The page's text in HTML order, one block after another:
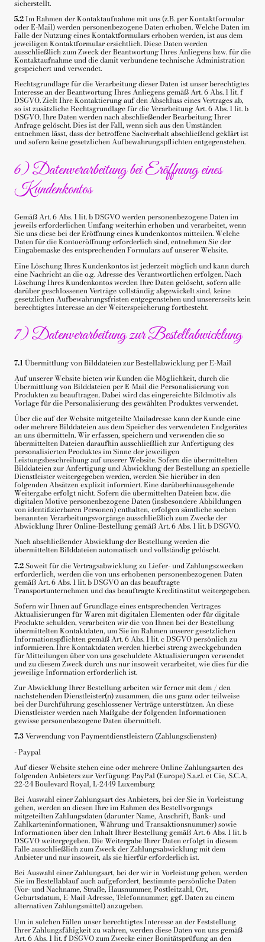
sicherstellt.
5.2Im Rahmen der Kontaktaufnahme mit uns (z.B. per Kontaktformular
oder E-Mail) werden personenbezogene Daten erhoben. Welche Daten im
Falle der Nutzung eines Kontaktformulars erhoben werden, ist aus dem
jeweiligen Kontaktformular ersichtlich. Diese Daten werden
ausschließlich zum Zweck der Beantwortung Ihres Anliegens bzw. für die
Kontaktaufnahme und die damit verbundene technische Administration
gespeichert und verwendet.
Rechtsgrundlage für die Verarbeitung dieser Daten ist unser berechtigtes
Interesse an der Beantwortung Ihres Anliegens gemäß Art. 6 Abs. 1 lit. f
DSGVO. Zielt Ihre Kontaktierung auf den Abschluss eines Vertrages ab,
so ist zusätzliche Rechtsgrundlage für die Verarbeitung Art. 6 Abs. 1 lit. b
DSGVO. Ihre Daten werden nach abschließender Bearbeitung Ihrer
Anfrage gelöscht. Dies ist der Fall, wenn sich aus den Umständen
entnehmen lässt, dass der betroffene Sachverhalt abschließend geklärt ist
und sofern keine gesetzlichen Aufbewahrungspflichten entgegenstehen.
6) Datenverarbeitung bei Eröffnung eines
Kundenkontos
Gemäß Art. 6 Abs. 1 lit. b DSGVO werden personenbezogene Daten im
jeweils erforderlichen Umfang weiterhin erhoben und verarbeitet, wenn
Sie uns diese bei der Eröffnung eines Kundenkontos mitteilen. Welche
Daten für die Kontoeröffnung erforderlich sind, entnehmen Sie der
Eingabemaske des entsprechenden Formulars auf unserer Website.
Eine Löschung Ihres Kundenkontos ist jederzeit möglich und kann durch
eine Nachricht an die o.g. Adresse des Verantwortlichen erfolgen. Nach
Löschung Ihres Kundenkontos werden Ihre Daten gelöscht, sofern alle
darüber geschlossenen Verträge vollständig abgewickelt sind, keine
gesetzlichen Aufbewahrungsfristen entgegenstehen und unsererseits kein
berechtigtes Interesse an der Weiterspeicherung fortbesteht.
7) Datenverarbeitung zur Bestellabwicklung
7.1Übermittlung von Bilddateien zur Bestellabwicklung per E-Mail
Auf unserer Website bieten wir Kunden die Möglichkeit, durch die
Übermittlung von Bilddateien per E-Mail die Personalisierung von
Produkten zu beauftragen. Dabei wird das eingereichte Bildmotiv als
Vorlage für die Personalisierung des gewählten Produktes verwendet.
Über die auf der Website mitgeteilte Mailadresse kann der Kunde eine
oder mehrere Bilddateien aus dem Speicher des verwendeten Endgerätes
an uns übermitteln. Wir erfassen, speichern und verwenden die so
übermittelten Dateien daraufhin ausschließlich zur Anfertigung des
personalisierten Produktes im Sinne der jeweiligen
Leistungsbeschreibung auf unserer Website. Sofern die übermittelten
Bilddateien zur Anfertigung und Abwicklung der Bestellung an spezielle
Dienstleister weitergegeben werden, werden Sie hierüber in den
folgenden Absätzen explizit informiert. Eine darüberhinausgehende
Weitergabe erfolgt nicht. Sofern die übermittelten Dateien bzw. die
digitalen Motive personenbezogene Daten (insbesondere Abbildungen
von identifizierbaren Personen) enthalten, erfolgen sämtliche soeben
benannten Verarbeitungsvorgänge ausschließlich zum Zwecke der
Abwicklung Ihrer Online-Bestellung gemäß Art. 6 Abs. 1 lit. b DSGVO.
Nach abschließender Abwicklung der Bestellung werden die
übermittelten Bilddateien automatisch und vollständig gelöscht.
7.2Soweit für die Vertragsabwicklung zu Liefer- und Zahlungszwecken
erforderlich, werden die von uns erhobenen personenbezogenen Daten
gemäß Art. 6 Abs. 1 lit. b DSGVO an das beauftragte
Transportunternehmen und das beauftragte Kreditinstitut weitergegeben.
Sofern wir Ihnen auf Grundlage eines entsprechenden Vertrages
Aktualisierungen für Waren mit digitalen Elementen oder für digitale
Produkte schulden, verarbeiten wir die von Ihnen bei der Bestellung
übermittelten Kontaktdaten, um Sie im Rahmen unserer gesetzlichen
Informationspflichten gemäß Art. 6 Abs. 1 lit. c DSGVO persönlich zu
informieren. Ihre Kontaktdaten werden hierbei streng zweckgebunden
für Mitteilungen über von uns geschuldete Aktualisierungen verwendet
und zu diesem Zweck durch uns nur insoweit verarbeitet, wie dies für die
jeweilige Information erforderlich ist.
Zur Abwicklung Ihrer Bestellung arbeiten wir ferner mit dem / den
nachstehenden Dienstleister(n) zusammen, die uns ganz oder teilweise
bei der Durchführung geschlossener Verträge unterstützen. An diese
Dienstleister werden nach Maßgabe der folgenden Informationen
gewisse personenbezogene Daten übermittelt.
7.3Verwendung von Paymentdienstleistern (Zahlungsdiensten)
- Paypal
Auf dieser Website stehen eine oder mehrere Online-Zahlungsarten des
folgenden Anbieters zur Verfügung: PayPal (Europe) S.a.r.l. et Cie, S.C.A.,
22-24 Boulevard Royal, L-2449 Luxemburg
Bei Auswahl einer Zahlungsart des Anbieters, bei der Sie in Vorleistung
gehen, werden an diesen Ihre im Rahmen des Bestellvorgangs
mitgeteilten Zahlungsdaten (darunter Name, Anschrift, Bank- und
Zahlkarteninformationen, Währung und Transaktionsnummer) sowie
Informationen über den Inhalt Ihrer Bestellung gemäß Art. 6 Abs. 1 lit. b
DSGVO weitergegeben. Die Weitergabe Ihrer Daten erfolgt in diesem
Falle ausschließlich zum Zweck der Zahlungsabwicklung mit dem
Anbieter und nur insoweit, als sie hierfür erforderlich ist.
Bei Auswahl einer Zahlungsart, bei der wir in Vorleistung gehen, werden
Sie im Bestellablauf auch aufgefordert, bestimmte persönliche Daten
(Vor- und Nachname, Straße, Hausnummer, Postleitzahl, Ort,
Geburtsdatum, E-Mail-Adresse, Telefonnummer, ggf. Daten zu einem
alternativen Zahlungsmittel) anzugeben.
Um in solchen Fällen unser berechtigtes Interesse an der Feststellung
Ihrer Zahlungsfähigkeit zu wahren, werden diese Daten von uns gemäß
Art. 6 Abs. 1 lit. f DSGVO zum Zwecke einer Bonitätsprüfung an den